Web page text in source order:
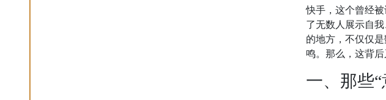
快手，这个曾经
了无数人展示自
的地方，不仅仅
鸣。那么，这背
一、那些